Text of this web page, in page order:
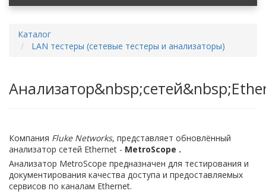
Каталог
LAN тестеры (сетевые тестеры и анализаторы)
Компания Fluke Networks, представляет обновлённый
анализатор сетей Ethernet - MetroScope .
Анализатор MetroScope предназначен для тестирования и
документирования качества доступа и предоставляемых
сервисов по каналам Ethernet.